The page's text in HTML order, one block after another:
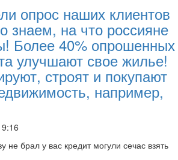
опрос наших клиентов
знаем, на что россияне
Более 40% опрошенных
улучшают свое жилье!
строят и покупают
например,
не брал у вас кредит могули сечас взять